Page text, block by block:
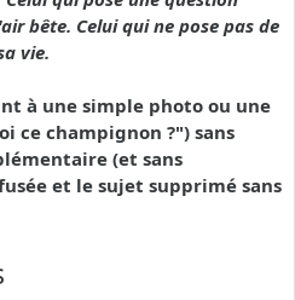
bête. Celui qui ne pose pas de
vie.
à une simple photo ou une
ce champignon ?") sans
(et sans
et le sujet supprimé sans